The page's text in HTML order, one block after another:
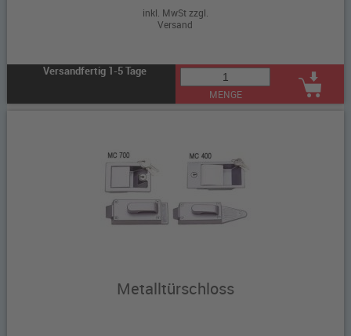
inkl. MwSt zzgl.
Versand
Versandfertig 1-5 Tage
MENGE
Metalltürschloss